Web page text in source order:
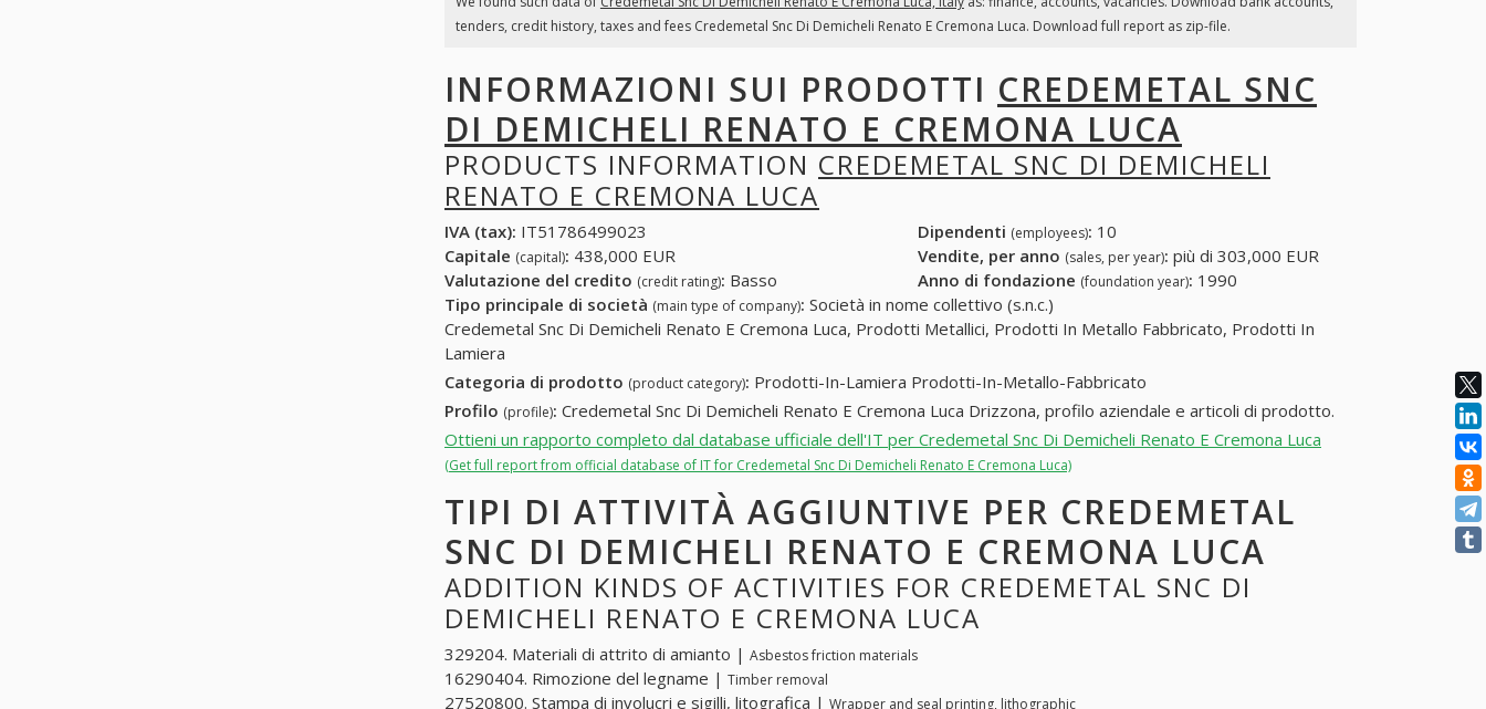
tenders, credit history, taxes and fees Credemetal Snc Di Demicheli Renato E Cremona Luca. Download full report as zip-file.
INFORMAZIONI SUI PRODOTTI CREDEMETAL SNC
DI DEMICHELI RENATO E CREMONA LUCA
PRODUCTS INFORMATION CREDEMETAL SNC DI DEMICHELI
RENATO E CREMONA LUCA
IVA (tax): IT51786499023 Dipendenti (employees): 10
Capitale (capital): 438,000 EUR Vendite, per anno (sales, per year): più di 303,000 EUR
Valutazione del credito (credit rating): Basso Anno di fondazione (foundation year): 1990
Tipo principale di società (main type of company): Società in nome collettivo (s.n.c.)
Credemetal Snc Di Demicheli Renato E Cremona Luca, Prodotti Metallici, Prodotti In Metallo Fabbricato, Prodotti In
Lamiera
Categoria di prodotto (product category): Prodotti-In-Lamiera Prodotti-In-Metallo-Fabbricato
Profilo (profile): Credemetal Snc Di Demicheli Renato E Cremona Luca Drizzona, profilo aziendale e articoli di prodotto.
Ottieni un rapporto completo dal database ufficiale dell'IT per Credemetal Snc Di Demicheli Renato E Cremona Luca
(Get full report from official database of IT for Credemetal Snc Di Demicheli Renato E Cremona Luca)
TIPI DI ATTIVITÀ AGGIUNTIVE PER CREDEMETAL
SNC DI DEMICHELI RENATO E CREMONA LUCA
ADDITION KINDS OF ACTIVITIES FOR CREDEMETAL SNC DI
DEMICHELI RENATO E CREMONA LUCA
329204. Materiali di attrito di amianto | Asbestos friction materials
16290404. Rimozione del legname | Timber removal
27520800. Stampa di involucri e sigilli, litografica | Wrapper and seal printing, lithographic